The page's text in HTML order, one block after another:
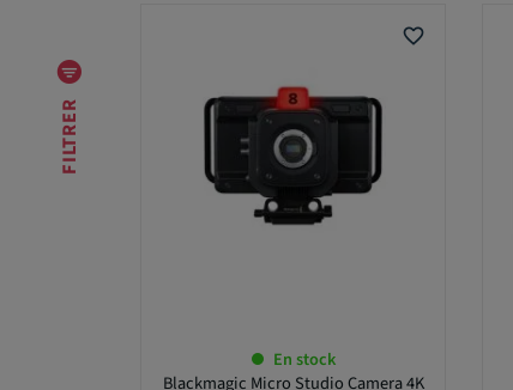
FILTRER
favorite_border
En stock
Blackmagic Micro Studio Camera 4K